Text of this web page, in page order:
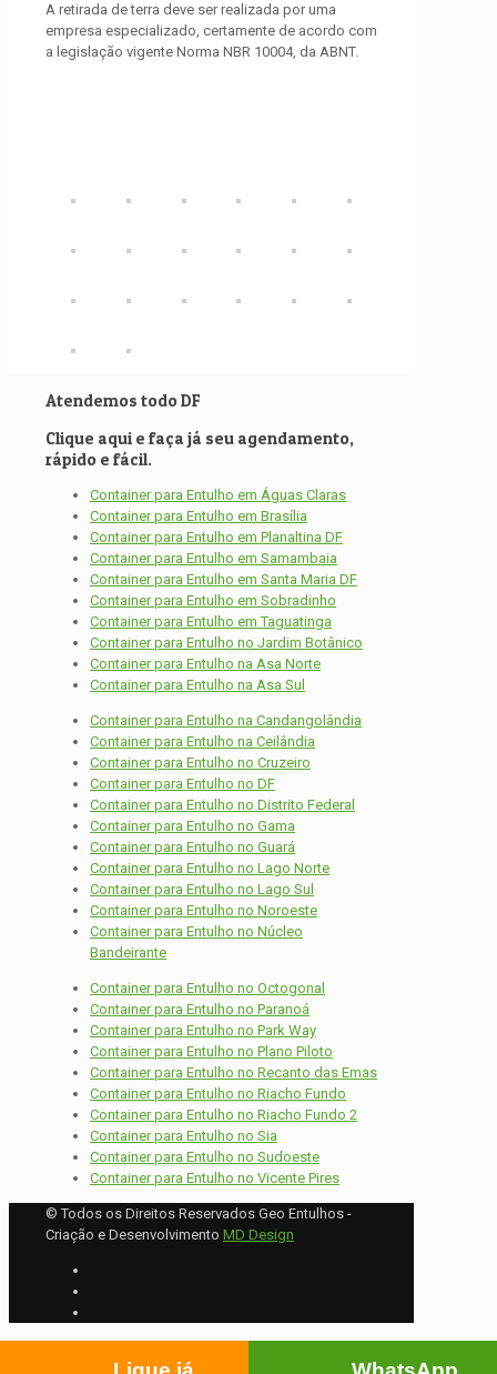
A retirada de terra deve ser realizada por uma
empresa especializado, certamente de acordo com
a legislação vigente Norma NBR 10004, da ABNT.
Atendemos todo DF
Clique aqui e faça já seu agendamento,
rápido e fácil.
Container para Entulho em Águas Claras
Container para Entulho em Brasília
Container para Entulho em Planaltina DF
Container para Entulho em Samambaia
Container para Entulho em Santa Maria DF
Container para Entulho em Sobradinho
Container para Entulho em Taguatinga
Container para Entulho no Jardim Botânico
Container para Entulho na Asa Norte
Container para Entulho na Asa Sul
Container para Entulho na Candangolândia
Container para Entulho na Ceilândia
Container para Entulho no Cruzeiro
Container para Entulho no DF
Container para Entulho no Distrito Federal
Container para Entulho no Gama
Container para Entulho no Guará
Container para Entulho no Lago Norte
Container para Entulho no Lago Sul
Container para Entulho no Noroeste
Container para Entulho no Núcleo
Bandeirante
Container para Entulho no Octogonal
Container para Entulho no Paranoá
Container para Entulho no Park Way
Container para Entulho no Plano Piloto
Container para Entulho no Recanto das Emas
Container para Entulho no Riacho Fundo
Container para Entulho no Riacho Fundo 2
Container para Entulho no Sia
Container para Entulho no Sudoeste
Container para Entulho no Vicente Pires
© Todos os Direitos Reservados Geo Entulhos -
Criação e Desenvolvimento MD Design